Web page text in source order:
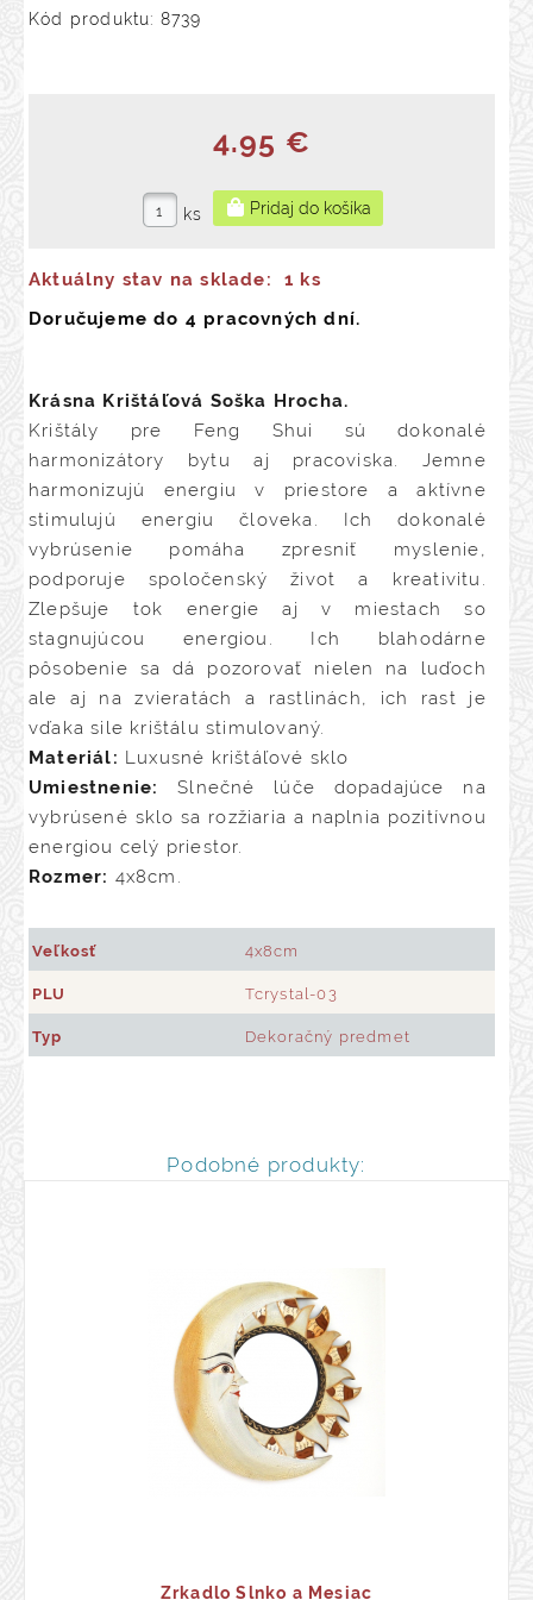
Kód produktu: 8739
4.95 €
ks
Aktuálny stav na sklade:
1 ks
Doručujeme do 4 pracovných dní.
Krásna Krištáľová Soška Hrocha.
Krištály pre Feng Shui sú dokonalé
harmonizátory bytu aj pracoviska. Jemne
harmonizujú energiu v priestore a aktívne
stimulujú energiu človeka. Ich dokonalé
vybrúsenie pomáha zpresniť myslenie,
podporuje spoločenský život a kreativitu.
Zlepšuje tok energie aj v miestach so
stagnujúcou energiou. Ich blahodárne
pôsobenie sa dá pozorovať nielen na luďoch
ale aj na zvieratách a rastlinách, ich rast je
vďaka sile krištálu stimulovaný.
Materiál: Luxusné krištáľové sklo
Umiestnenie:
Slnečné lúče dopadajúce na
vybrúsené sklo sa rozžiaria a naplnia pozitívnou
energiou celý priestor.
Rozmer: 4x8cm.
Veľkosť 4x8cm
PLU Tcrystal-03
Typ Dekoračný predmet
Podobné produkty:
Zrkadlo Slnko a Mesiac